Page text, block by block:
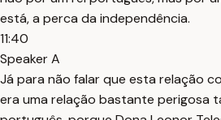
está, a perca da independência.
11:40
Speaker A
Já para não falar que esta relação
era uma relação bastante perigosa